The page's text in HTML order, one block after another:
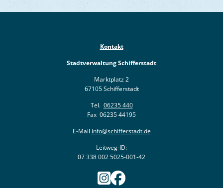
Kontakt
Stadtverwaltung Schifferstadt
Marktplatz 2
67105 Schifferstadt
Tel. 06235 440
Fax 06235 44195
E-Mail info@schifferstadt.de
Leitweg-ID:
07 338 002 5025-001-42